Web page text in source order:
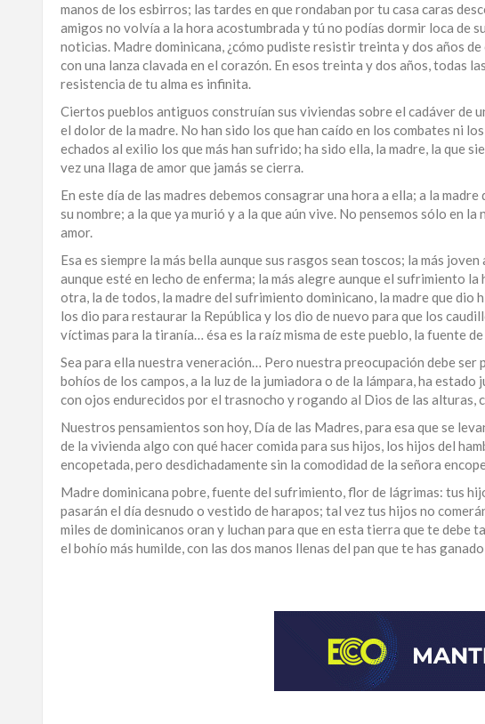
manos de los esbirros; las tardes en que rondaban por tu casa caras
amigos no volvía a la hora acostumbrada y tú no podías dormir loca de
noticias. Madre dominicana, ¿cómo pudiste resistir treinta y dos años
con una lanza clavada en el corazón. En esos treinta y dos años, todas
resistencia de tu alma es infinita.
Ciertos pueblos antiguos construían sus viviendas sobre el cadáver de
el dolor de la madre. No han sido los que han caído en los combates ni
echados al exilio los que más han sufrido; ha sido ella, la madre, la que
vez una llaga de amor que jamás se cierra.
En este día de las madres debemos consagrar una hora a ella; a la
su nombre; a la que ya murió y a la que aún vive. No pensemos sólo en
amor.
Esa es siempre la más bella aunque sus rasgos sean toscos; la más
aunque esté en lecho de enferma; la más alegre aunque el sufrimiento
otra, la de todos, la madre del sufrimiento dominicano, la madre que
los dio para restaurar la República y los dio de nuevo para que los
víctimas para la tiranía… ésa es la raíz misma de este pueblo, la fuente
Sea para ella nuestra veneración… Pero nuestra preocupación debe ser
bohíos de los campos, a la luz de la jumiadora o de la lámpara, ha
con ojos endurecidos por el trasnocho y rogando al Dios de las
Nuestros pensamientos son hoy, Día de las Madres, para esa que se
de la vivienda algo con qué hacer comida para sus hijos, los hijos del
encopetada, pero desdichadamente sin la comodidad de la señora
Madre dominicana pobre, fuente del sufrimiento, flor de lágrimas: tus
pasarán el día desnudo o vestido de harapos; tal vez tus hijos no
miles de dominicanos oran y luchan para que en esta tierra que te debe
el bohío más humilde, con las dos manos llenas del pan que te has